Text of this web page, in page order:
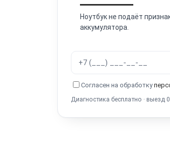
Ноутбук не подаёт
аккумулятора.
Согласен на обработку
Диагностика бесплатно · выезд